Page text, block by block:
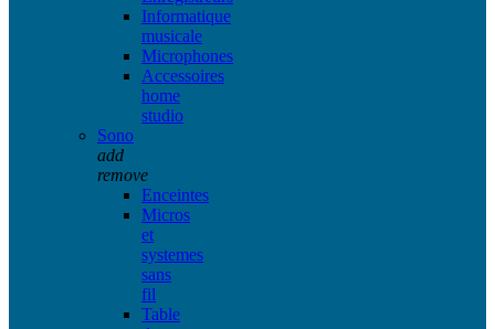
Informatique
musicale
Microphones
Accessoires
home
studio
Sono
add
remove
Enceintes
Micros
et
systemes
sans
fil
Table